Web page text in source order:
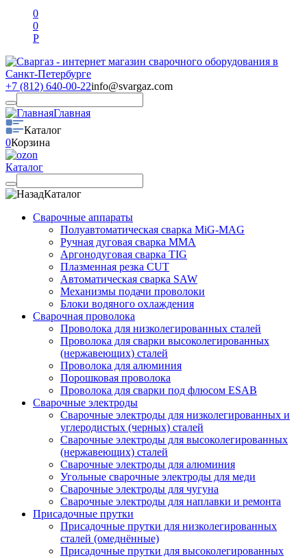
0
0
Р
+7 (812) 640-00-22info@svargaz.com
Главная
Каталог
0Корзина
Каталог
Каталог
Сварочные аппараты
Полуавтоматическая сварка MiG-MAG
Ручная дуговая сварка MMA
Аргонодуговая сварка TIG
Плазменная резка CUT
Автоматическая сварка SAW
Механизмы подачи проволоки
Блоки водяного охлаждения
Сварочная проволока
Проволока для низколегированных сталей
Проволока для сварки высоколегированных
(нержавеющих) сталей
Проволока для алюминия
Порошковая проволока
Проволока для сварки под флюсом ESAB
Сварочные электроды
Сварочные электроды для низколегированных и
углеродистых (черных) сталей
Сварочные электроды для высоколегированных
(нержавеющих) сталей
Сварочные электроды для алюминия
Угольные сварочные электроды для меди
Сварочные электроды для чугуна
Сварочные электроды для наплавки и ремонта
Присадочные прутки
Присадочные прутки для низколегированных
сталей (омеднённые)
Присадочные прутки для высоколегированных